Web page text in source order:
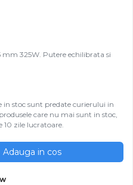
mm 325W. Putere echilibrata si
in stoc sunt predate curierului in
care nu mai sunt in stoc,
10 zile lucratoare.
Adauga in cos